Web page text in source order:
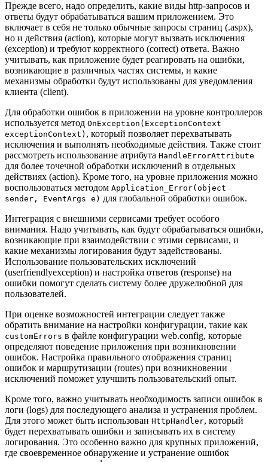
Прежде всего, надо определить, какие виды http-запросов и
ответы будут обрабатываться вашим приложением. Это
включает в себя не только обычные запросы страниц (.aspx),
но и действия (action), которые могут вызвать исключения
(exception) и требуют корректного (correct) ответа. Важно
учитывать, как приложение будет реагировать на ошибки,
возникающие в различных частях системы, и какие
механизмы обработки будут использованы для уведомления
клиента (client).
Для обработки ошибок в приложении на уровне контроллеров
используется метод OnException(ExceptionContext
exceptionContext) , который позволяет перехватывать
исключения и выполнять необходимые действия. Также стоит
рассмотреть использование атрибута HandleErrorAttribute
для более точечной обработки исключений в отдельных
действиях (action). Кроме того, на уровне приложения можно
воспользоваться методом Application_Error(object
sender, EventArgs e) для глобальной обработки ошибок.
Интеграция с внешними сервисами требует особого
внимания. Надо учитывать, как будут обрабатываться ошибки,
возникающие при взаимодействии с этими сервисами, и
какие механизмы логирования будут задействованы.
Использование пользовательских исключений
(userfriendlyexception) и настройка ответов (response) на
ошибки помогут сделать систему более дружелюбной для
пользователей.
При оценке возможностей интеграции следует также
обратить внимание на настройки конфигурации, такие как
customErrors в файле конфигурации web.config, которые
определяют поведение приложения при возникновении
ошибок. Настройка правильного отображения страниц
ошибок и маршрутизации (routes) при возникновении
исключений поможет улучшить пользовательский опыт.
Кроме того, важно учитывать необходимость записи ошибок в
логи (logs) для последующего анализа и устранения проблем.
Для этого может быть использован HttpHandler, который
будет перехватывать ошибки и записывать их в систему
логирования. Это особенно важно для крупных приложений,
где своевременное обнаружение и устранение ошибок